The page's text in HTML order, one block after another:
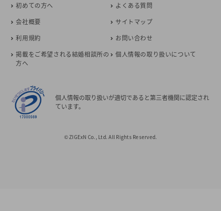
初めての方へ
よくある質問
会社概要
サイトマップ
利用規約
お問い合わせ
掲載をご希望される結婚相談所の
方へ
個人情報の取り扱いについて
個人情報の取り扱いが適切であると第三者機関に認定され
ています。
© ZIGExN Co., Ltd. All Rights Reserved.